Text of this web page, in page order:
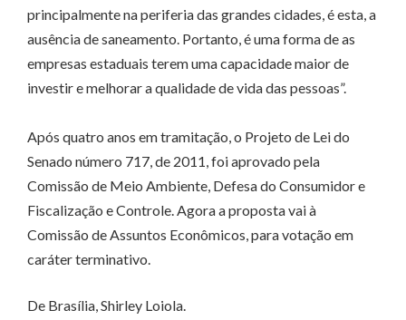
principalmente na periferia das grandes cidades, é esta, a
ausência de saneamento. Portanto, é uma forma de as
empresas estaduais terem uma capacidade maior de
investir e melhorar a qualidade de vida das pessoas”.
Após quatro anos em tramitação, o Projeto de Lei do
Senado número 717, de 2011, foi aprovado pela
Comissão de Meio Ambiente, Defesa do Consumidor e
Fiscalização e Controle. Agora a proposta vai à
Comissão de Assuntos Econômicos, para votação em
caráter terminativo.
De Brasília, Shirley Loiola.